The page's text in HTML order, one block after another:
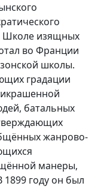
Школе изящных
во Франции
школы.
градации
батальных
жанрово-
манеры,
году он был